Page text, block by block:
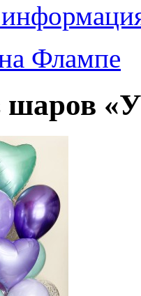
Флампе
шаров